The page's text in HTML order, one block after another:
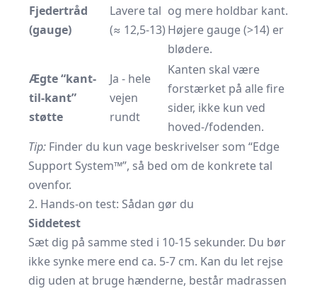
Fjedertråd
(gauge)
Lavere tal
(≈ 12,5-13)
og mere holdbar kant.
Højere gauge (>14) er
blødere.
Ægte “kant-
til-kant”
støtte
Ja - hele
vejen
rundt
Kanten skal være
forstærket på alle fire
sider, ikke kun ved
hoved-/fodenden.
Tip: Finder du kun vage beskrivelser som “Edge
Support System™”, så bed om de konkrete tal
ovenfor.
2. Hands-on test: Sådan gør du
Siddetest
Sæt dig på samme sted i 10-15 sekunder. Du bør
ikke synke mere end ca. 5-7 cm. Kan du let rejse
dig uden at bruge hænderne, består madrassen